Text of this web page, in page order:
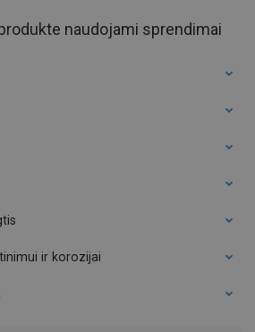
naudojami sprendimai
ir korozijai